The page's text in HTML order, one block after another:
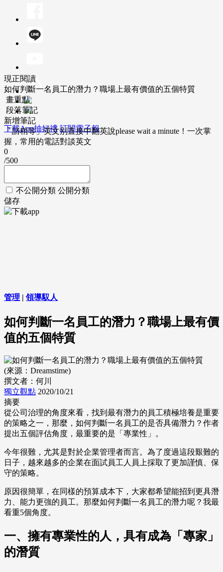
下載App抽好禮 訂閱電子報
現正閱讀
如何判斷一名員工的潛力？職場上最有價值的五個特質
畫重點
段落筆記
新增筆記
「請稍等」英文別直接中翻英說please wait a minute！一次掌
握，常用的電話對談英文
0
/500
不公開分類 公開分類
儲存
管理 | 領導馭人
如何判斷一名員工的潛力？職場上最有價
值的五個特質
(來源：Dreamstime)
撰文者：何川
獨立觀點 2020/10/21
摘要
從公司治理的角度來看，找到最有潛力的員工積極培養是重要
的策略之一，那麼，如何判斷一名員工的是否具備潛力？作者
提出五個評估角度，最重要的是「專業性」。
今年很難，尤其是對於企業管理者而言。為了度過這段艱難的
日子，越來越多的企業在面試員工人員上採取了更加謹慎、保
守的策略。
原因很簡單，在同樣的預算成本下，大家都希望能招到更具潛
力、能力更強的員工。那麼如何判斷一名員工的潛力呢？我最
看重5個角度。
一、擁有專業性的人，具有成為「專家」
的潛質